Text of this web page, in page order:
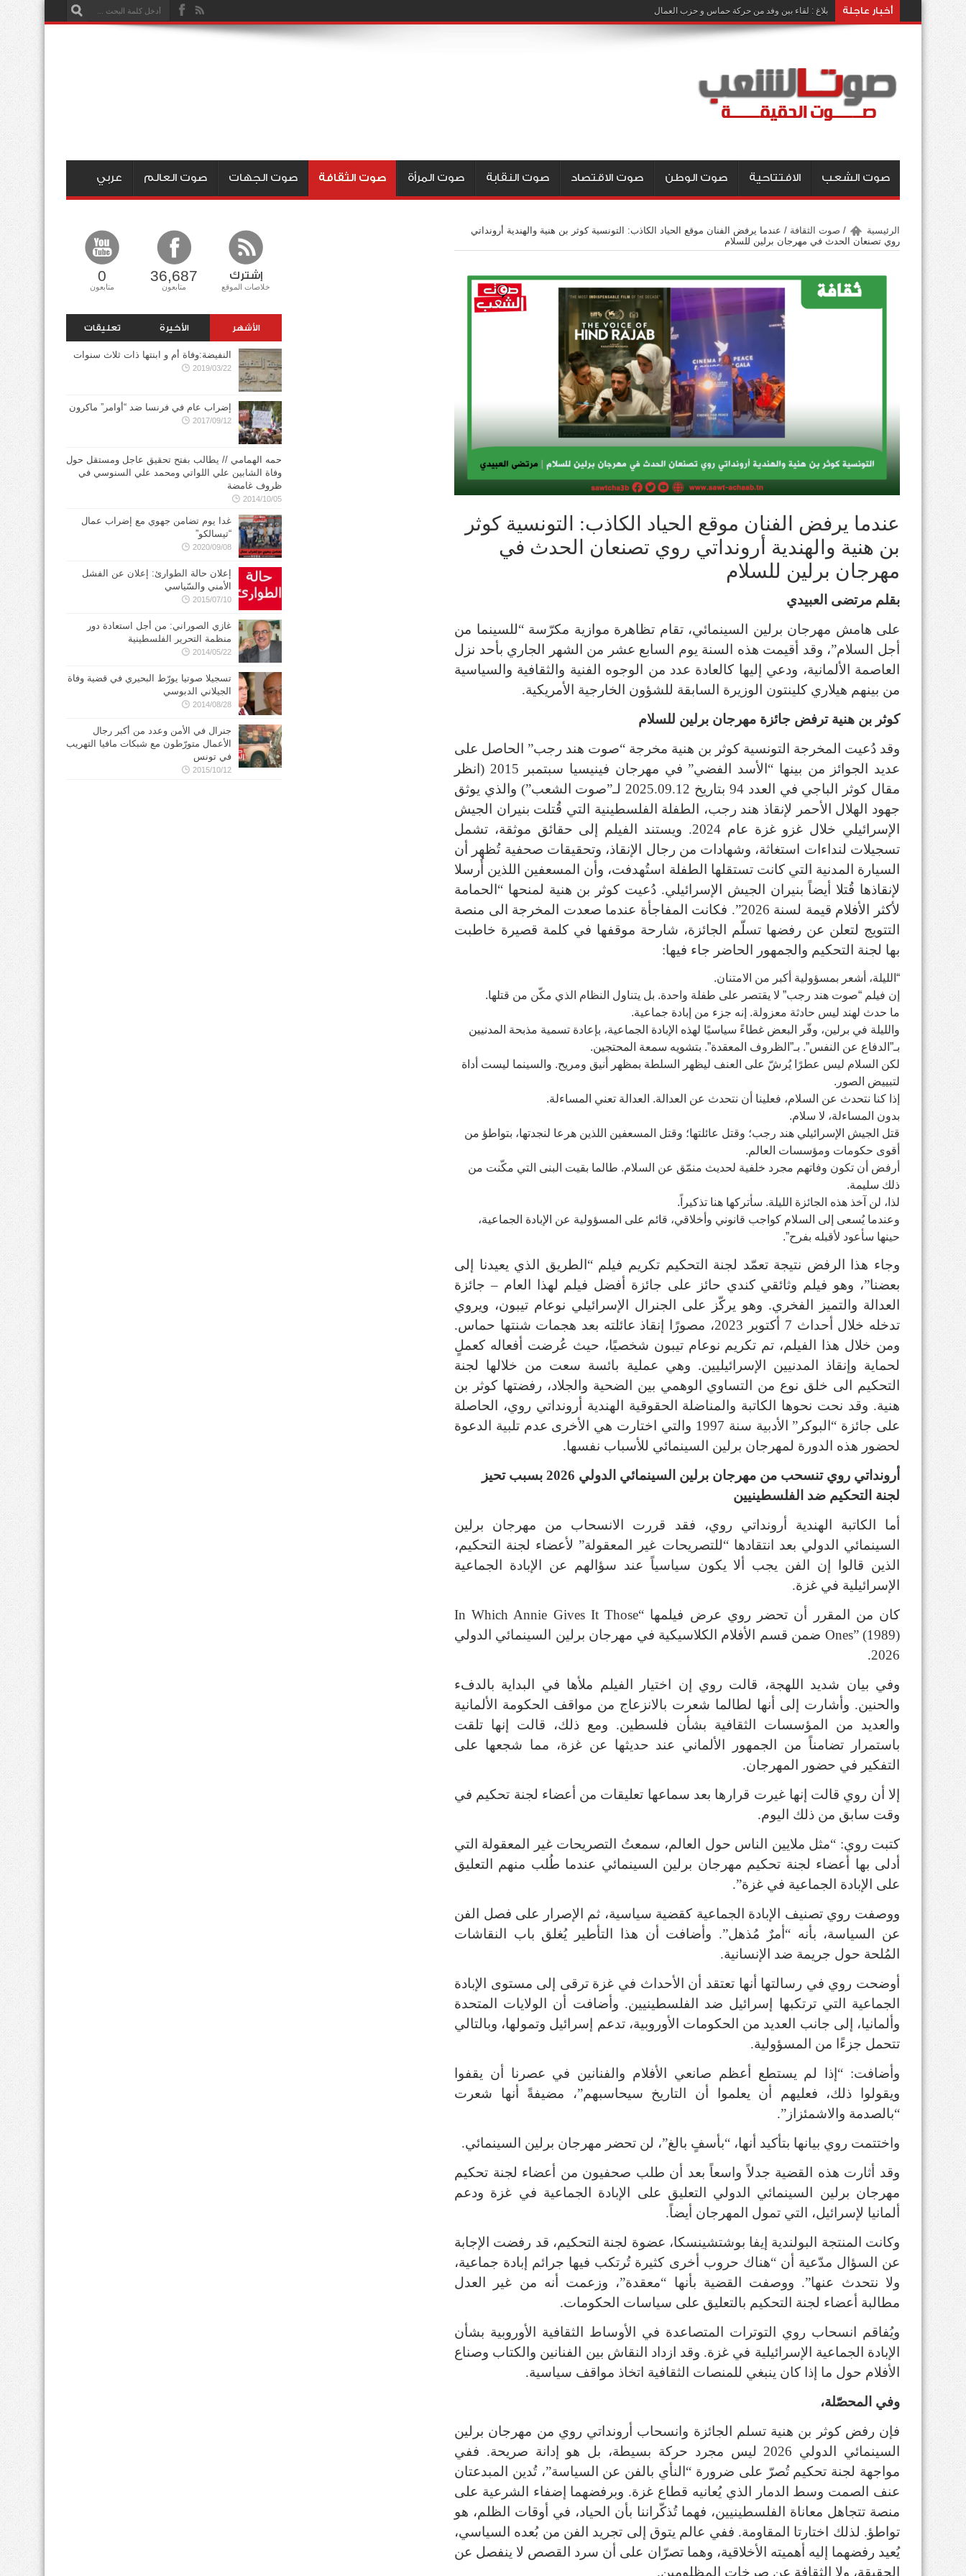
أخبار عاجلة بلاغ : لقاء بين وفد من حركة حماس و حزب العمال
صوت الشعب الافتتاحية صوت الوطن صوت الاقتصاد صوت النقابة صوت المرأة صوت الثقافة صوت الجهات صوت العالم عربي
الرئيسية / صوت الثقافة / عندما يرفض الفنان موقع الحياد الكاذب: التونسية كوثر بن هنية والهندية أرونداتي
روي تصنعان الحدث في مهرجان برلين للسلام
عندما يرفض الفنان موقع الحياد الكاذب: التونسية كوثر
بن هنية والهندية أرونداتي روي تصنعان الحدث في
مهرجان برلين للسلام
بقلم مرتضى العبيدي
على هامش مهرجان برلين السينمائي، تقام تظاهرة موازية مكرّسة “للسينما من
أجل السلام”، وقد أقيمت هذه السنة يوم السابع عشر من الشهر الجاري بأحد نزل
العاصمة الألمانية، ودعي إليها كالعادة عدد من الوجوه الفنية والثقافية والسياسية
من بينهم هيلاري كلينتون الوزيرة السابقة للشؤون الخارجية الأمريكية.
كوثر بن هنية ترفض جائزة مهرجان برلين للسلام
وقد دُعيت المخرجة التونسية كوثر بن هنية مخرجة “صوت هند رجب” الحاصل على
عديد الجوائز من بينها “الأسد الفضي” في مهرجان فينيسيا سبتمبر 2015 (انظر
مقال كوثر الباجي في العدد 94 بتاريخ 2025.09.12 لـ”صوت الشعب”) والذي يوثق
جهود الهلال الأحمر لإنقاذ هند رجب، الطفلة الفلسطينية التي قُتلت بنيران الجيش
الإسرائيلي خلال غزو غزة عام 2024. ويستند الفيلم إلى حقائق موثقة، تشمل
تسجيلات لنداءات استغاثة، وشهادات من رجال الإنقاذ، وتحقيقات صحفية تُظهر أن
السيارة المدنية التي كانت تستقلها الطفلة استُهدفت، وأن المسعفين اللذين أُرسلا
لإنقاذها قُتلا أيضاً بنيران الجيش الإسرائيلي. دُعيت كوثر بن هنية لمنحها “الحمامة
لأكثر الأفلام قيمة لسنة 2026”. فكانت المفاجأة عندما صعدت المخرجة الى منصة
التتويج لتعلن عن رفضها تسلّم الجائزة، شارحة موقفها في كلمة قصيرة خاطبت
بها لجنة التحكيم والجمهور الحاضر جاء فيها:
“الليلة، أشعر بمسؤولية أكبر من الامتنان.
إن فيلم “صوت هند رجب” لا يقتصر على طفلة واحدة. بل يتناول النظام الذي مكّن من قتلها.
ما حدث لهند ليس حادثة معزولة. إنه جزء من إبادة جماعية.
والليلة في برلين، وفّر البعض غطاءً سياسيًا لهذه الإبادة الجماعية، بإعادة تسمية مذبحة المدنيين
بـ”الدفاع عن النفس”. بـ”الظروف المعقدة”. بتشويه سمعة المحتجين.
لكن السلام ليس عطرًا يُرشّ على العنف ليظهر السلطة بمظهر أنيق ومريح. والسينما ليست أداة
لتبييض الصور.
إذا كنا نتحدث عن السلام، فعلينا أن نتحدث عن العدالة. العدالة تعني المساءلة.
بدون المساءلة، لا سلام.
قتل الجيش الإسرائيلي هند رجب؛ وقتل عائلتها؛ وقتل المسعفين اللذين هرعا لنجدتها، بتواطؤ من
أقوى حكومات ومؤسسات العالم.
أرفض أن تكون وفاتهم مجرد خلفية لحديث منمّق عن السلام. طالما بقيت البنى التي مكّنت من
ذلك سليمة.
لذا، لن آخذ هذه الجائزة الليلة. سأتركها هنا تذكيراً.
وعندما يُسعى إلى السلام كواجب قانوني وأخلاقي، قائم على المسؤولية عن الإبادة الجماعية،
حينها سأعود لأقبله بفرح”.
وجاء هذا الرفض نتيجة تعمّد لجنة التحكيم تكريم فيلم “الطريق الذي يعيدنا إلى
بعضنا”، وهو فيلم وثائقي كندي حائز على جائزة أفضل فيلم لهذا العام – جائزة
العدالة والتميز الفخري. وهو يركّز على الجنرال الإسرائيلي نوعام تيبون، ويروي
تدخله خلال أحداث 7 أكتوبر 2023، مصورًا إنقاذ عائلته بعد هجمات شنتها حماس.
ومن خلال هذا الفيلم، تم تكريم نوعام تيبون شخصيًا، حيث عُرضت أفعاله كعملٍ
لحماية وإنقاذ المدنيين الإسرائيليين. وهي عملية بائسة سعت من خلالها لجنة
التحكيم الى خلق نوع من التساوي الوهمي بين الضحية والجلاد، رفضتها كوثر بن
هنية. وقد نحت نحوها الكاتبة والمناضلة الحقوقية الهندية أرونداتي روي، الحاصلة
على جائزة “البوكر” الأدبية سنة 1997 والتي اختارت هي الأخرى عدم تلبية الدعوة
لحضور هذه الدورة لمهرجان برلين السينمائي للأسباب نفسها.
أرونداتي روي تنسحب من مهرجان برلين السينمائي الدولي 2026 بسبب تحيز
لجنة التحكيم ضد الفلسطينيين
أما الكاتبة الهندية أرونداتي روي، فقد قررت الانسحاب من مهرجان برلين
السينمائي الدولي بعد انتقادها “للتصريحات غير المعقولة” لأعضاء لجنة التحكيم،
الذين قالوا إن الفن يجب ألا يكون سياسياً عند سؤالهم عن الإبادة الجماعية
الإسرائيلية في غزة.
كان من المقرر أن تحضر روي عرض فيلمها “In Which Annie Gives It Those
Ones” (1989) ضمن قسم الأفلام الكلاسيكية في مهرجان برلين السينمائي الدولي
2026.
وفي بيان شديد اللهجة، قالت روي إن اختيار الفيلم ملأها في البداية بالدفء
والحنين. وأشارت إلى أنها لطالما شعرت بالانزعاج من مواقف الحكومة الألمانية
والعديد من المؤسسات الثقافية بشأن فلسطين. ومع ذلك، قالت إنها تلقت
باستمرار تضامناً من الجمهور الألماني عند حديثها عن غزة، مما شجعها على
التفكير في حضور المهرجان.
إلا أن روي قالت إنها غيرت قرارها بعد سماعها تعليقات من أعضاء لجنة تحكيم في
وقت سابق من ذلك اليوم.
كتبت روي: “مثل ملايين الناس حول العالم، سمعتُ التصريحات غير المعقولة التي
أدلى بها أعضاء لجنة تحكيم مهرجان برلين السينمائي عندما طُلب منهم التعليق
على الإبادة الجماعية في غزة”.
ووصفت روي تصنيف الإبادة الجماعية كقضية سياسية، ثم الإصرار على فصل الفن
عن السياسة، بأنه “أمرٌ مُذهل”. وأضافت أن هذا التأطير يُغلق باب النقاشات
المُلحة حول جريمة ضد الإنسانية.
أوضحت روي في رسالتها أنها تعتقد أن الأحداث في غزة ترقى إلى مستوى الإبادة
الجماعية التي ترتكبها إسرائيل ضد الفلسطينيين. وأضافت أن الولايات المتحدة
وألمانيا، إلى جانب العديد من الحكومات الأوروبية، تدعم إسرائيل وتمولها، وبالتالي
تتحمل جزءًا من المسؤولية.
وأضافت: “إذا لم يستطع أعظم صانعي الأفلام والفنانين في عصرنا أن يقفوا
ويقولوا ذلك، فعليهم أن يعلموا أن التاريخ سيحاسبهم”، مضيفةً أنها شعرت
“بالصدمة والاشمئزاز”.
واختتمت روي بيانها بتأكيد أنها، “بأسفٍ بالغ”، لن تحضر مهرجان برلين السينمائي.
وقد أثارت هذه القضية جدلاً واسعاً بعد أن طلب صحفيون من أعضاء لجنة تحكيم
مهرجان برلين السينمائي الدولي التعليق على الإبادة الجماعية في غزة ودعم
ألمانيا لإسرائيل، التي تمول المهرجان أيضاً.
وكانت المنتجة البولندية إيفا بوشتشينسكا، عضوة لجنة التحكيم، قد رفضت الإجابة
عن السؤال مدّعية أن “هناك حروب أخرى كثيرة تُرتكب فيها جرائم إبادة جماعية،
ولا نتحدث عنها”. ووصفت القضية بأنها “معقدة”، وزعمت أنه من غير العدل
مطالبة أعضاء لجنة التحكيم بالتعليق على سياسات الحكومات.
ويُفاقم انسحاب روي التوترات المتصاعدة في الأوساط الثقافية الأوروبية بشأن
الإبادة الجماعية الإسرائيلية في غزة. وقد ازداد النقاش بين الفنانين والكتاب وصناع
الأفلام حول ما إذا كان ينبغي للمنصات الثقافية اتخاذ مواقف سياسية.
وفي المحصّلة،
فإن رفض كوثر بن هنية تسلم الجائزة وانسحاب أرونداتي روي من مهرجان برلين
السينمائي الدولي 2026 ليس مجرد حركة بسيطة، بل هو إدانة صريحة. ففي
مواجهة لجنة تحكيم تُصرّ على ضرورة “النأي بالفن عن السياسة”، تُدين المبدعتان
عنف الصمت وسط الدمار الذي يُعانيه قطاع غزة. وبرفضهما إضفاء الشرعية على
منصة تتجاهل معاناة الفلسطينيين، فهما تُذكّراننا بأن الحياد، في أوقات الظلم، هو
تواطؤ. لذلك اختارتا المقاومة. ففي عالم يتوق إلى تجريد الفن من بُعده السياسي،
يُعيد رفضهما إليه أهميته الأخلاقية، وهما تصرّان على أن سرد القصص لا ينفصل عن
الحقيقة، ولا الثقافة عن صرخات المظلومين.
إشترك
خلاصات الموقع
36,687
متابعون
0
متابعون
الأشهر الأخيرة تعليقات
النفيضة:وفاة أم و ابنتها ذات ثلاث سنوات
2019/03/22
إضراب عام في فرنسا ضد “أوامر” ماكرون
2017/09/12
حمه الهمامي // يطالب بفتح تحقيق عاجل ومستقل حول
وفاة الشابين علي اللواتي ومحمد علي السنوسي في
ظروف غامضة
2014/10/05
غدا يوم تضامن جهوي مع إضراب عمال
“تيسالكو”
2020/09/08
إعلان حالة الطوارئ: إعلان عن الفشل
الأمني والسّياسي
2015/07/10
غازي الصوراني: من أجل استعادة دور
منظمة التحرير الفلسطينية
2014/05/22
تسجيلا صوتيا يورّط البحيري في قضية وفاة
الجيلاني الدبوسي
2014/08/28
جنرال في الأمن وعدد من أكبر رجال
الأعمال متورّطون مع شبكات مافيا التهريب
في تونس
2015/10/12